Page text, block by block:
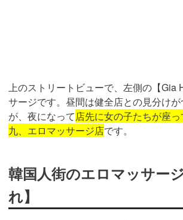
上のストリートビューで、左側の【Gia
サージです。昼間は健全店との見分け
が、夜になって店先に女の子たちが座
九、エロマッサージ店です。
韓国人街のエロマッサー
れ】